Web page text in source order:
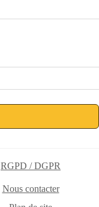
RGPD / DGPR
Nous contacter